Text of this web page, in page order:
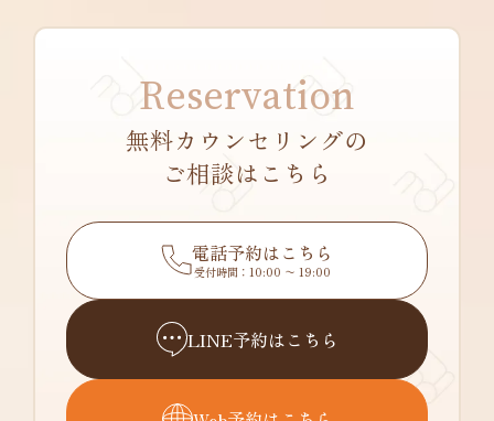
Reservation
無料カウンセリングの
ご相談はこちら
電話予約はこちら
受付時間：10:00 〜 19:00
LINE予約はこちら